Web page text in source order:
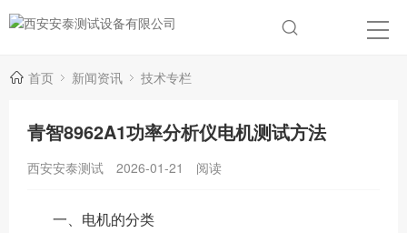
首页 新闻资讯 技术专栏
青智8962A1功率分析仪电机测试方法
西安安泰测试 2026-01-21 阅读
一、电机的分类